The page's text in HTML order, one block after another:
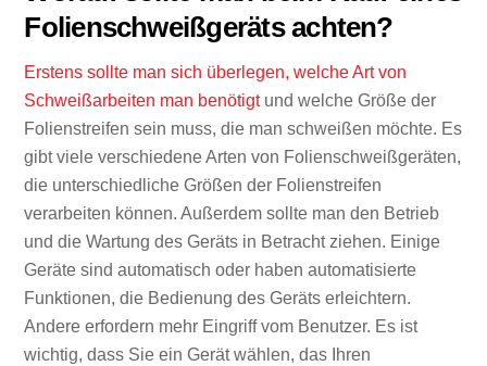
Folienschweißgeräts achten?
Erstens sollte man sich überlegen, welche Art von
Schweißarbeiten man benötigtund welche Größe der
Folienstreifen sein muss, die man schweißen möchte. Es
gibt viele verschiedene Arten von Folienschweißgeräten,
die unterschiedliche Größen der Folienstreifen
verarbeiten können. Außerdem sollte man den Betrieb
und die Wartung des Geräts in Betracht ziehen. Einige
Geräte sind automatisch oder haben automatisierte
Funktionen, die Bedienung des Geräts erleichtern.
Andere erfordern mehr Eingriff vom Benutzer. Es ist
wichtig, dass Sie ein Gerät wählen, das Ihren